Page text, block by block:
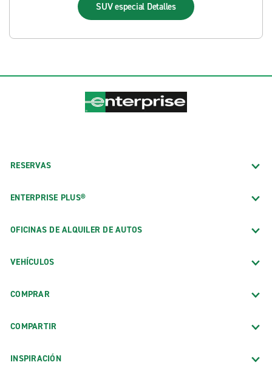
SUV especial Detalles
RESERVAS
ENTERPRISE PLUS®
OFICINAS DE ALQUILER DE AUTOS
VEHÍCULOS
COMPRAR
COMPARTIR
INSPIRACIÓN